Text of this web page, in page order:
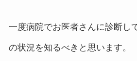
一度病院でお医者さんに診断し
の状況を知るべきと思います。